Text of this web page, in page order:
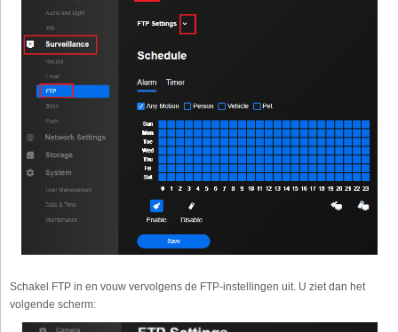
Schakel FTP in en vouw vervolgens de FTP-instellingen uit. U ziet dan het
volgende scherm: